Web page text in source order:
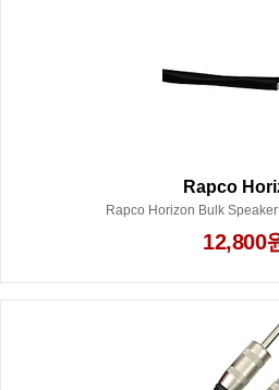
Rapco
Rapco Horizon Bulk
12,800